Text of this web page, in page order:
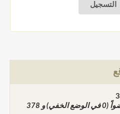
التسجيل
الوضع الخفي) و
378